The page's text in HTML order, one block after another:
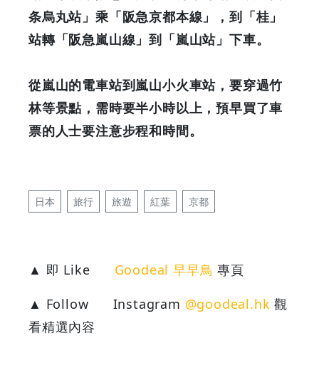
条烏丸站」乘「阪急京都本線」，到「桂」
站轉「阪急嵐山線」到「嵐山站」下車。
從嵐山的電車站到嵐山小火車站，要穿過竹
林等景點，需時要半小時以上，預早買了車
票的人士要注意步程和時間。
日本 旅行 旅遊 紅葉 京都
▲ 即 Like Goodeal 早早鳥 專頁
▲ Follow
Instagram @goodeal.hk 觀
看精選內容